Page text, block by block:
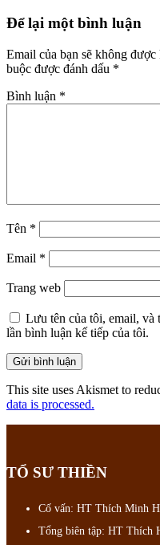
Để lại một bình luận
Email của bạn sẽ không
buộc được đánh dấu *
Bình luận *
Tên *
Email *
Trang web
Lưu tên của tôi, email, và
lần bình luận kế tiếp của tôi.
This site uses Akismet to
data is processed.
TỔ SƯ THIỀN
Cố vấn: HT Thích Minh
Tổng biên tập: HT Thích